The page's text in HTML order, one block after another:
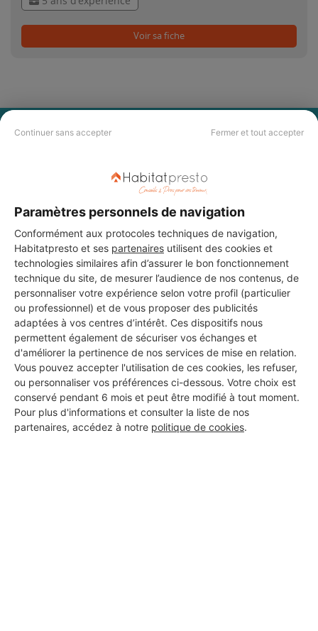
Continuer sans accepter Fermer et tout accepter
Paramètres personnels de navigation
Conformément aux protocoles techniques de navigation,
Habitatpresto et ses partenaires utilisent des cookies et
technologies similaires afin d’assurer le bon fonctionnement
technique du site, de mesurer l’audience de nos contenus, de
personnaliser votre expérience selon votre profil (particulier
ou professionnel) et de vous proposer des publicités
adaptées à vos centres d’intérêt. Ces dispositifs nous
permettent également de sécuriser vos échanges et
d'améliorer la pertinence de nos services de mise en relation.
Vous pouvez accepter l'utilisation de ces cookies, les refuser,
ou personnaliser vos préférences ci-dessous. Votre choix est
conservé pendant 6 mois et peut être modifié à tout moment.
Pour plus d'informations et consulter la liste de nos
partenaires, accédez à notre politique de cookies.
Voir sa fiche
PAS LE TEMPS DE
CHERCHER ?
choisir ? Demandez des devis travauxauprès de notre réseau de 5 000
professionnels partout en France.
DEMANDER UN DEVIS